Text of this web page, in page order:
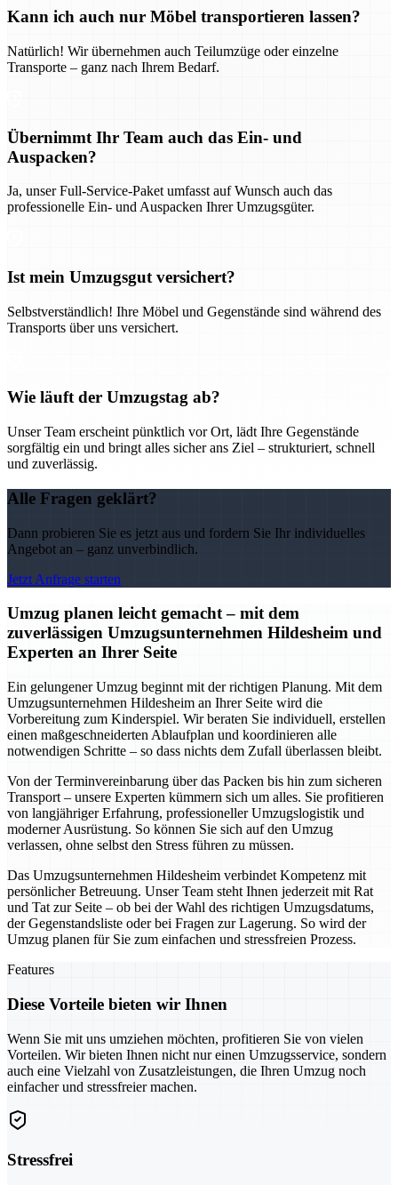
Kann ich auch nur Möbel transportieren lassen?
Natürlich! Wir übernehmen auch Teilumzüge oder einzelne
Transporte – ganz nach Ihrem Bedarf.
Übernimmt Ihr Team auch das Ein- und
Auspacken?
Ja, unser Full-Service-Paket umfasst auf Wunsch auch das
professionelle Ein- und Auspacken Ihrer Umzugsgüter.
Ist mein Umzugsgut versichert?
Selbstverständlich! Ihre Möbel und Gegenstände sind während des
Transports über uns versichert.
Wie läuft der Umzugstag ab?
Unser Team erscheint pünktlich vor Ort, lädt Ihre Gegenstände
sorgfältig ein und bringt alles sicher ans Ziel – strukturiert, schnell
und zuverlässig.
Alle Fragen geklärt?
Dann probieren Sie es jetzt aus und fordern Sie Ihr individuelles
Angebot an – ganz unverbindlich.
Jetzt Anfrage starten
Umzug planen leicht gemacht – mit dem
zuverlässigen Umzugsunternehmen Hildesheim und
Experten an Ihrer Seite
Ein gelungener Umzug beginnt mit der richtigen Planung. Mit dem
Umzugsunternehmen Hildesheim an Ihrer Seite wird die
Vorbereitung zum Kinderspiel. Wir beraten Sie individuell, erstellen
einen maßgeschneiderten Ablaufplan und koordinieren alle
notwendigen Schritte – so dass nichts dem Zufall überlassen bleibt.
Von der Terminvereinbarung über das Packen bis hin zum sicheren
Transport – unsere Experten kümmern sich um alles. Sie profitieren
von langjähriger Erfahrung, professioneller Umzugslogistik und
moderner Ausrüstung. So können Sie sich auf den Umzug
verlassen, ohne selbst den Stress führen zu müssen.
Das Umzugsunternehmen Hildesheim verbindet Kompetenz mit
persönlicher Betreuung. Unser Team steht Ihnen jederzeit mit Rat
und Tat zur Seite – ob bei der Wahl des richtigen Umzugsdatums,
der Gegenstandsliste oder bei Fragen zur Lagerung. So wird der
Umzug planen für Sie zum einfachen und stressfreien Prozess.
Features
Diese Vorteile bieten wir Ihnen
Wenn Sie mit uns umziehen möchten, profitieren Sie von vielen
Vorteilen. Wir bieten Ihnen nicht nur einen Umzugsservice, sondern
auch eine Vielzahl von Zusatzleistungen, die Ihren Umzug noch
einfacher und stressfreier machen.
Stressfrei